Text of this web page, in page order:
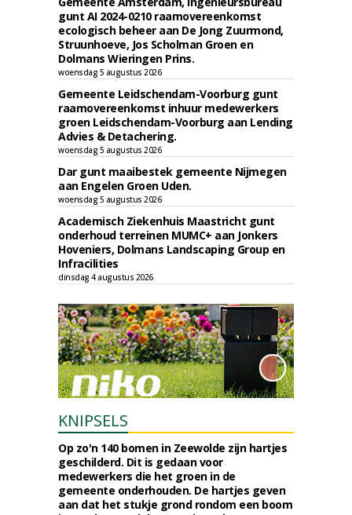
gunt AI 2024-0210 raamovereenkomst
ecologisch beheer aan De Jong Zuurmond,
Struunhoeve, Jos Scholman Groen en
Dolmans Wieringen Prins.
woensdag 5 augustus 2026
Gemeente Leidschendam-Voorburg gunt
raamovereenkomst inhuur medewerkers
groen Leidschendam-Voorburg aan Lending
Advies & Detachering.
woensdag 5 augustus 2026
Dar gunt maaibestek gemeente Nijmegen
aan Engelen Groen Uden.
woensdag 5 augustus 2026
Academisch Ziekenhuis Maastricht gunt
onderhoud terreinen MUMC+ aan Jonkers
Hoveniers, Dolmans Landscaping Group en
Infracilities
dinsdag 4 augustus 2026
KNIPSELS
Op zo'n 140 bomen in Zeewolde zijn hartjes
geschilderd. Dit is gedaan voor
medewerkers die het groen in de
gemeente onderhouden. De hartjes geven
aan dat het stukje grond rondom een boom